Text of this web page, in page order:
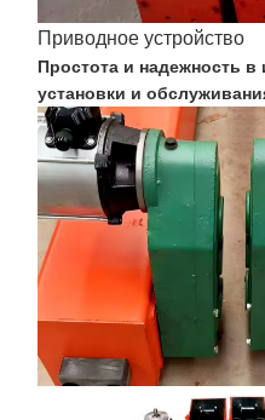
Фабрика
Качества
Все Случаи
Теперь
Колеса кранов
Барабанчик веревочки
Кранный крюк
Концевая балка
Приводное устройство
Простота и надежность в
установки и